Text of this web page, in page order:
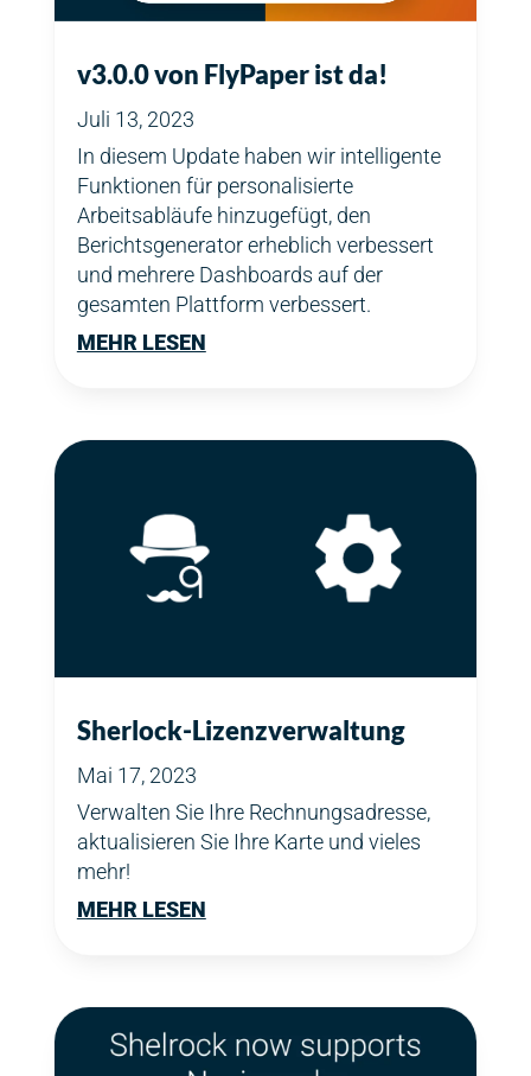
v3.0.0 von FlyPaper ist da!
Juli 13, 2023
In diesem Update haben wir intelligente
Funktionen für personalisierte
Arbeitsabläufe hinzugefügt, den
Berichtsgenerator erheblich verbessert
und mehrere Dashboards auf der
gesamten Plattform verbessert.
MEHR LESEN
Sherlock-Lizenzverwaltung
Mai 17, 2023
Verwalten Sie Ihre Rechnungsadresse,
aktualisieren Sie Ihre Karte und vieles
mehr!
MEHR LESEN